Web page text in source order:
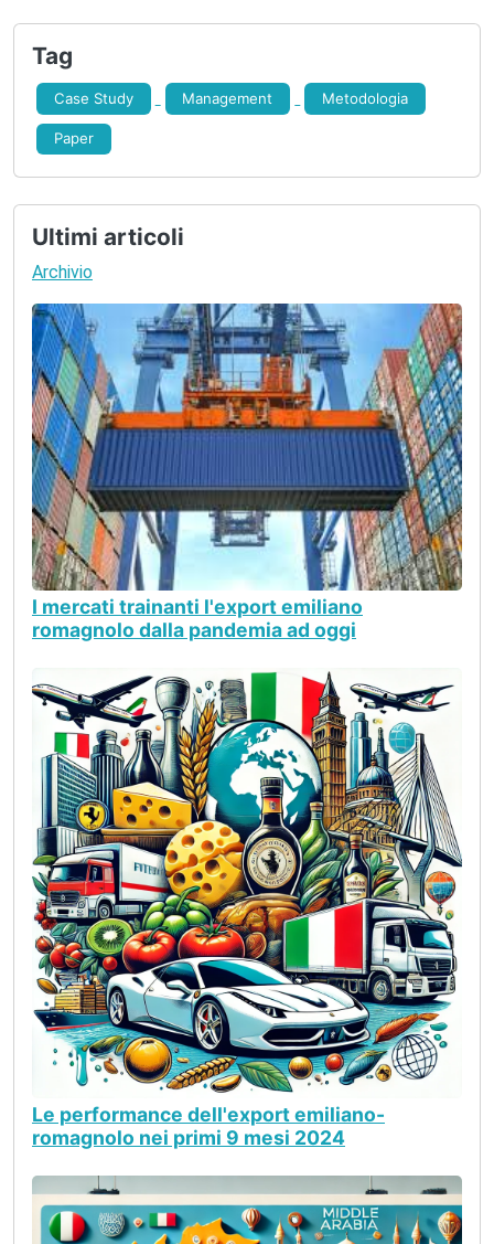
8. Controllo Risultati
Tag
Case Study Management Metodologia
Paper
Ultimi articoli
Archivio
I mercati trainanti l'export emiliano
romagnolo dalla pandemia ad oggi
Le performance dell'export emiliano-
romagnolo nei primi 9 mesi 2024